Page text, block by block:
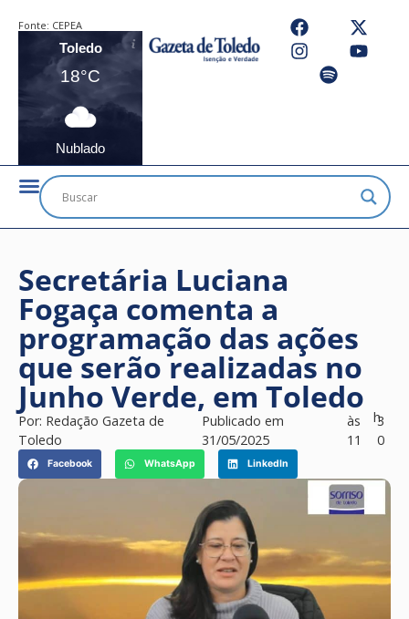
Fonte: CEPEA
Toledo
18°C
Nublado
Secretária Luciana
Fogaça comenta a
programação das ações
que serão realizadas no
Junho Verde, em Toledo
Por: Redação Gazeta de
Toledo
Publicado em
31/05/2025
às
11
h3
0
Facebook WhatsApp LinkedIn